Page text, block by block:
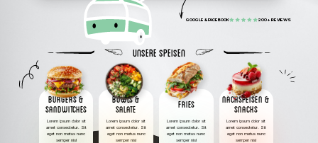
GOOGLE & FACEBOOK 200+ REVIEWS
UNSERE SPEISEN
BURGERS &
SANDWITCHES
Lorem ipsum dolor sit
amet consectetur. Sit
eget non metus nunc
semper nisl
BOWLS &
SALATE
Lorem ipsum dolor sit
amet consectetur. Sit
eget non metus nunc
semper nisl
FRIES
Lorem ipsum dolor sit
amet consectetur. Sit
eget non metus nunc
semper nisl
NACHSPEISEN &
SNACKS
Lorem ipsum dolor sit
amet consectetur. Sit
eget non metus nunc
semper nisl